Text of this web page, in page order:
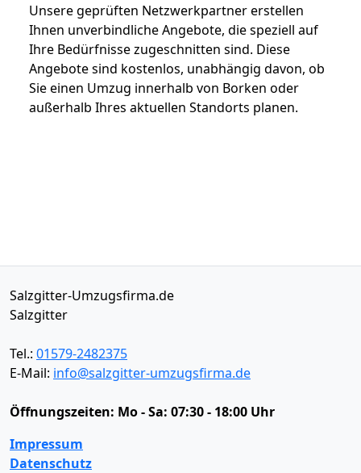
Unsere geprüften Netzwerkpartner erstellen
Ihnen unverbindliche Angebote, die speziell auf
Ihre Bedürfnisse zugeschnitten sind. Diese
Angebote sind kostenlos, unabhängig davon, ob
Sie einen Umzug innerhalb von Borken oder
außerhalb Ihres aktuellen Standorts planen.
Salzgitter-Umzugsfirma.de
Salzgitter
Tel.: 01579-2482375
E-Mail: info@salzgitter-umzugsfirma.de
Öffnungszeiten: Mo - Sa: 07:30 - 18:00 Uhr
Impressum
Datenschutz